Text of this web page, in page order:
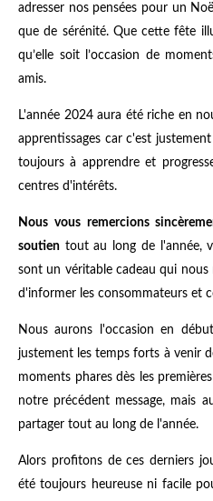
adresser nos pensées pour un
que de sérénité. Que cette fête
qu’elle soit l’occasion de
amis.
L'année 2024 aura été riche en
apprentissages car c'est
toujours à apprendre et
centres d'intérêts.
Nous vous remercions
soutien tout au long de l'année,
sont un véritable cadeau qui
d'informer les consommateurs et
Nous aurons l'occasion en
justement les temps forts à venir
moments phares dès les
notre précédent message, mais
partager tout au long de l'année.
Alors profitons de ces derniers
été toujours heureuse ni facile